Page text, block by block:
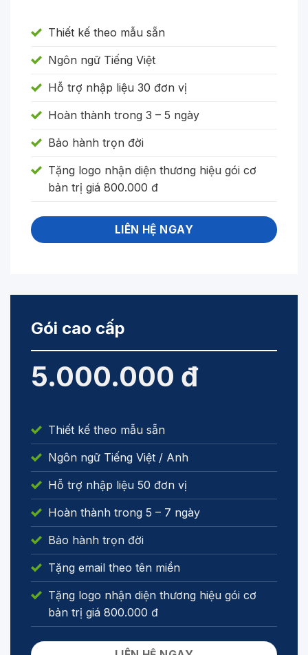
Thiết kế theo mẫu sẵn
Ngôn ngữ Tiếng Việt
Hỗ trợ nhập liệu 30 đơn vị
Hoàn thành trong 3 – 5 ngày
Bảo hành trọn đời
Tặng logo nhận diện thương hiệu gói cơ
bản trị giá 800.000 đ
LIÊN HỆ NGAY
Gói cao cấp
5.000.000 đ
Thiết kế theo mẫu sẵn
Ngôn ngữ Tiếng Việt / Anh
Hỗ trợ nhập liệu 50 đơn vị
Hoàn thành trong 5 – 7 ngày
Bảo hành trọn đời
Tặng email theo tên miền
Tặng logo nhận diện thương hiệu gói cơ
bản trị giá 800.000 đ